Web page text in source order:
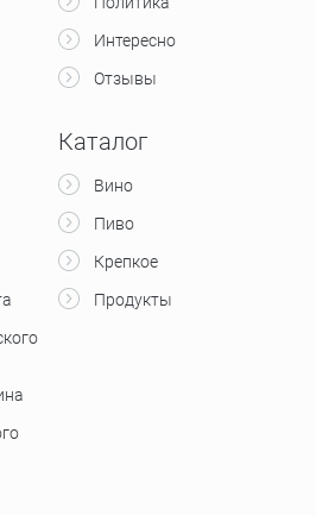
Интересно
Отзывы
Каталог
Вино
Пиво
Крепкое
Продукты